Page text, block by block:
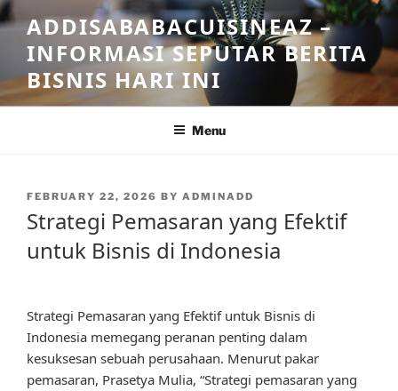
Skip
to
content
ADDISABABACUISINEAZ –
INFORMASI SEPUTAR BERITA
BISNIS HARI INI
Menu
POSTED
FEBRUARY 22, 2026 BY ADMINADD
Strategi Pemasaran yang Efektif
untuk Bisnis di Indonesia
Strategi Pemasaran yang Efektif untuk Bisnis di
Indonesia memegang peranan penting dalam
kesuksesan sebuah perusahaan. Menurut pakar
pemasaran, Prasetya Mulia, “Strategi pemasaran yang